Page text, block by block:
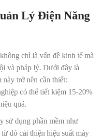
Lý Điện Năng
chỉ là vấn đề kinh tế mà
và pháp lý. Dưới đây là
trở nên cần thiết:
có thể tiết kiệm 15-20%
quả.
sử dụng phần mềm như
đó cải thiện hiệu suất máy